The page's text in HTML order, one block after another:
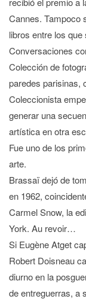
Cannes. Tampoco
libros entre los
Conversaciones
Colección de
paredes parisinas,
Coleccionista
generar una
artística en otra
Fue uno de los
arte.
Brassaï dejó de
en 1962,
Carmel Snow, la
York. Au revoir…
Si Eugène Atget
Robert Doisneau
diurno en la
de entreguerras, a